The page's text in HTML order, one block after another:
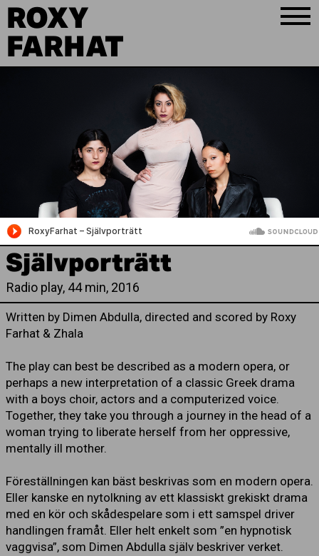
ROXY
FARHAT
Självporträtt
Radio play, 44 min, 2016
Written by Dimen Abdulla, directed and scored by Roxy
Farhat & Zhala
The play can best be described as a modern opera, or
perhaps a new interpretation of a classic Greek drama
with a boys choir, actors and a computerized voice.
Together, they take you through a journey in the head of a
woman trying to liberate herself from her oppressive,
mentally ill mother.
Föreställningen kan bäst beskrivas som en modern opera.
Eller kanske en nytolkning av ett klassiskt grekiskt drama
med en kör och skådespelare som i ett samspel driver
handlingen framåt. Eller helt enkelt som ”en hypnotisk
vaggvisa”, som Dimen Abdulla själv beskriver verket.